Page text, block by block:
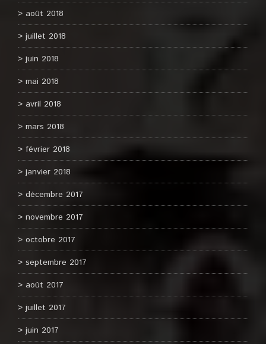
août 2018
juillet 2018
juin 2018
mai 2018
avril 2018
mars 2018
février 2018
janvier 2018
décembre 2017
novembre 2017
octobre 2017
septembre 2017
août 2017
juillet 2017
juin 2017